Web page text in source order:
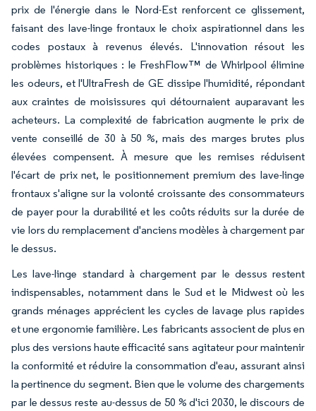
prix de l'énergie dans le Nord-Est renforcent ce glissement,
faisant des lave-linge frontaux le choix aspirationnel dans les
codes postaux à revenus élevés. L'innovation résout les
problèmes historiques : le FreshFlow™ de Whirlpool élimine
les odeurs, et l'UltraFresh de GE dissipe l'humidité, répondant
aux craintes de moisissures qui détournaient auparavant les
acheteurs. La complexité de fabrication augmente le prix de
vente conseillé de 30 à 50 %, mais des marges brutes plus
élevées compensent. À mesure que les remises réduisent
l'écart de prix net, le positionnement premium des lave-linge
frontaux s'aligne sur la volonté croissante des consommateurs
de payer pour la durabilité et les coûts réduits sur la durée de
vie lors du remplacement d'anciens modèles à chargement par
le dessus.
Les lave-linge standard à chargement par le dessus restent
indispensables, notamment dans le Sud et le Midwest où les
grands ménages apprécient les cycles de lavage plus rapides
et une ergonomie familière. Les fabricants associent de plus en
plus des versions haute efficacité sans agitateur pour maintenir
la conformité et réduire la consommation d'eau, assurant ainsi
la pertinence du segment. Bien que le volume des chargements
par le dessus reste au-dessus de 50 % d'ici 2030, le discours de